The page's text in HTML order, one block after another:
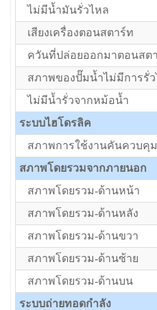
ไม่มีน้ำมันรั่วไหล
เสียงเครื่องตอนสตาร์ท
ควันที่ปล่อยออกมาตอนสตา
สภาพของปั๊มน้ำไม่มีการรั่ว
ไม่มีน้ำรั่วจากหม้อน้ำ
ระบบไฮโดรลิค
สภาพการใช้งานคันควบคุม
สภาพโดยรวมจากภายนอก
สภาพโดยรวม-ด้านหน้า
สภาพโดยรวม-ด้านหลัง
สภาพโดยรวม-ด้านขวา
สภาพโดยรวม-ด้านซ้าย
สภาพโดยรวม-ด้านบน
ระบบถ่ายทอดกำลัง